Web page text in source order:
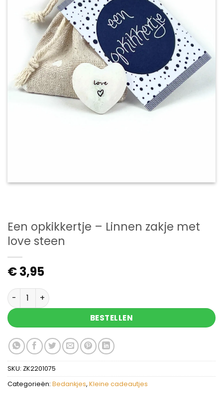
Een opkikkertje – Linnen zakje met
love steen
€3,95
Een opkikkertje - Linnen zakje met love steen
BESTELLEN
SKU: ZK2201075
Categorieën: Bedankjes, Kleine cadeautjes